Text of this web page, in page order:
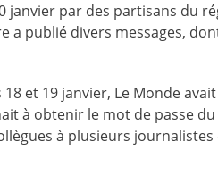
janvier par des partisans du
a publié divers messages,
et 19 janvier, Le Monde
à obtenir le mot de passe du
à plusieurs journalistes